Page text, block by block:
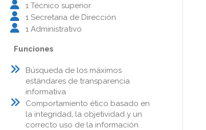
1 Técnico superior
1 Secretaria de Dirección
1 Administrativo
Funciones
Búsqueda de los máximos
estándares de transparencia
informativa
Comportamiento ético basado en
la integridad, la objetividad y un
correcto uso de la información